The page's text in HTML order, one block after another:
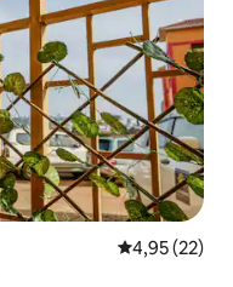
Gemiddelde
4,95 (22)